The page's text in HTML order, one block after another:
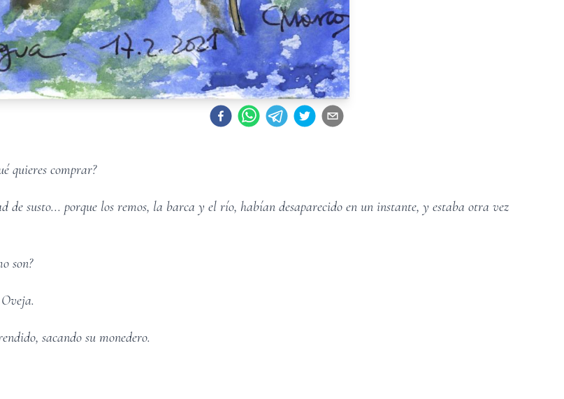
quieres comprar?
susto... porque los remos, la barca y el río, habían desaparecido en un instante, y estaba otra vez
son?
sacando su monedero.